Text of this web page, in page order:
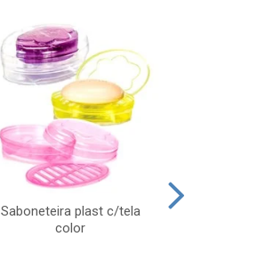
Saboneteira plast c/tela
color